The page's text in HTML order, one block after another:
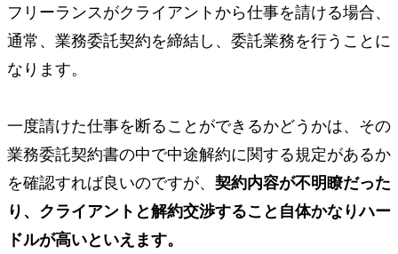
フリーランスがクライアントから仕事を請ける場合、
通常、業務委託契約を締結し、委託業務を行うことに
なります。
一度請けた仕事を断ることができるかどうかは、その
業務委託契約書の中で中途解約に関する規定があるか
を確認すれば良いのですが、 契約内容が不明瞭だった
り、クライアントと解約交渉すること自体かなりハー
ドルが高いといえます。